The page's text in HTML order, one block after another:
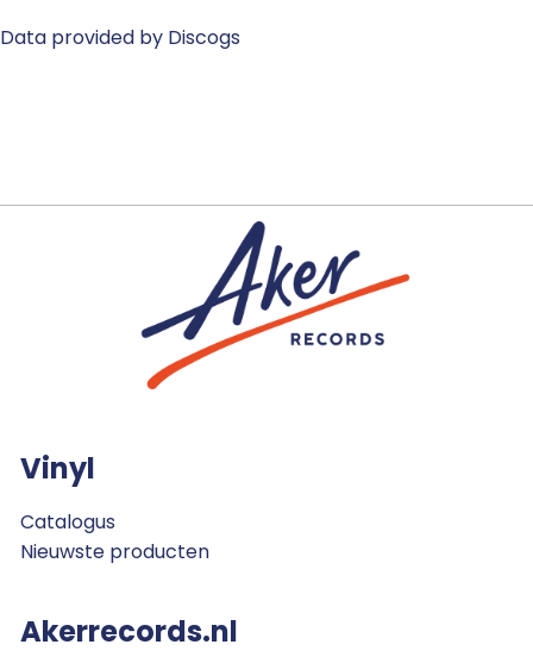
Data provided by Discogs
Vinyl
Catalogus
Nieuwste producten
Akerrecords.nl